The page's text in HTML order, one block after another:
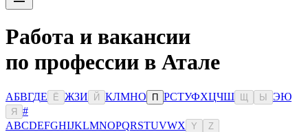
Работа и вакансии
по профессии в Атале
АБВГДЕ Ё ЖЗИ Й КЛМНО П РСТУФХЦЧШ Ы ЭЮ
Я
#
ABCDEFGHIJKLMNOPQRSTUVWX Y Z